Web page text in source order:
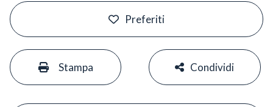
Preferiti
Stampa Condividi